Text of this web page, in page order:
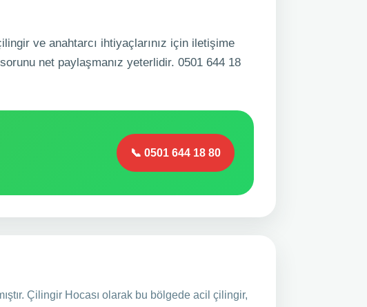
ve anahtarcı ihtiyaçlarınız için iletişime
net paylaşmanız yeterlidir. 0501 644 18
📞 0501 644 18 80
Çilingir Hocası olarak bu bölgede acil çilingir,